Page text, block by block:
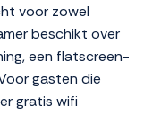
voor zowel
beschikt over
een flatscreen-
gasten die
gratis wifi